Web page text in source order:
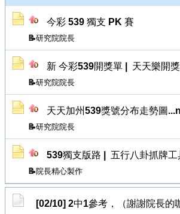
今彩 539 獨支 PK 賽
研究院院長
新 今彩539開獎單 天天樂開
研究院院長
天天加州539獎號分布走勢圖
研究院院長
539獨支版路 五行八卦抓牌
院長精心製作
[02/10] 2中1參考，（謝謝院長的